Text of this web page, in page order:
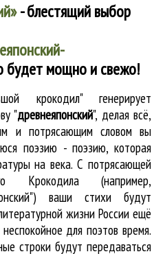
- блестящий выбор
будет мощно и свежо!
крокодил" генерирует
"древнеяпонский", делая всё,
и потрясающим словом вы
поэзию - поэзию, которая
на века. С потрясающей
Крокодила (например,
ваши стихи будут
жизни России ещё
для поэтов время.
строки будут передаваться